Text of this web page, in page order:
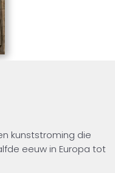
kunststroming die
eeuw in Europa tot
met behulp van